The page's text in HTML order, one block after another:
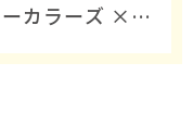
カラーズ ×
40th アニバ